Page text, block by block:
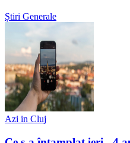
Știri Generale
Azi in Cluj